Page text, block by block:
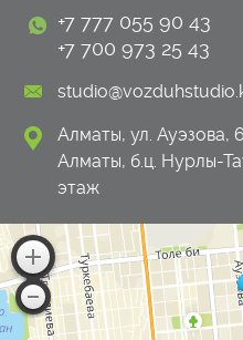
+7 777 055 90 43
+7 700 973 25 43
Алматы, ул. Ауэзова,
Алматы, б.ц. Нурлы-
этаж